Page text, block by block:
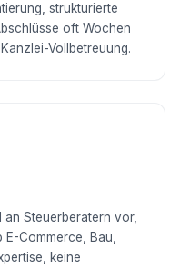
strukturierte
oft Wochen
Vollbetreuung.
an Steuerberatern vor,
E-Commerce, Bau,
keine